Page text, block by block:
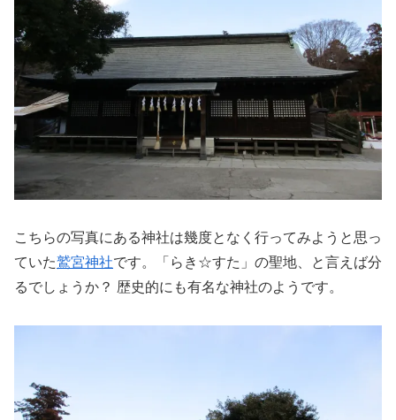
こちらの写真にある神社は幾度となく行ってみようと思っ
ていた鷲宮神社です。「らき☆すた」の聖地、と言えば分
るでしょうか？ 歴史的にも有名な神社のようです。